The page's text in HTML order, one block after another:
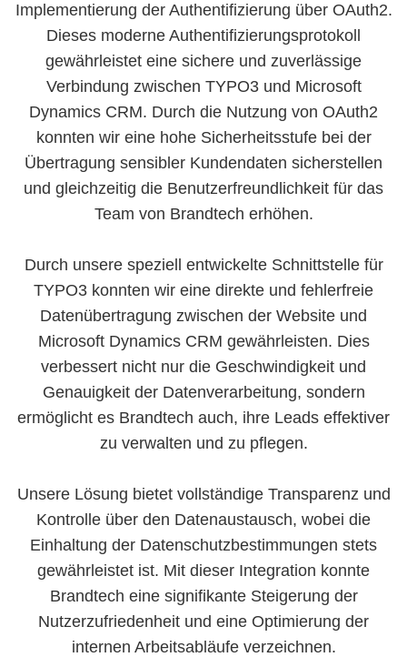
Implementierung der Authentifizierung über OAuth2.
Dieses moderne Authentifizierungsprotokoll
gewährleistet eine sichere und zuverlässige
Verbindung zwischen TYPO3 und Microsoft
Dynamics CRM. Durch die Nutzung von OAuth2
konnten wir eine hohe Sicherheitsstufe bei der
Übertragung sensibler Kundendaten sicherstellen
und gleichzeitig die Benutzerfreundlichkeit für das
Team von Brandtech erhöhen.
Durch unsere speziell entwickelte Schnittstelle für
TYPO3 konnten wir eine direkte und fehlerfreie
Datenübertragung zwischen der Website und
Microsoft Dynamics CRM gewährleisten. Dies
verbessert nicht nur die Geschwindigkeit und
Genauigkeit der Datenverarbeitung, sondern
ermöglicht es Brandtech auch, ihre Leads effektiver
zu verwalten und zu pflegen.
Unsere Lösung bietet vollständige Transparenz und
Kontrolle über den Datenaustausch, wobei die
Einhaltung der Datenschutzbestimmungen stets
gewährleistet ist. Mit dieser Integration konnte
Brandtech eine signifikante Steigerung der
Nutzerzufriedenheit und eine Optimierung der
internen Arbeitsabläufe verzeichnen.